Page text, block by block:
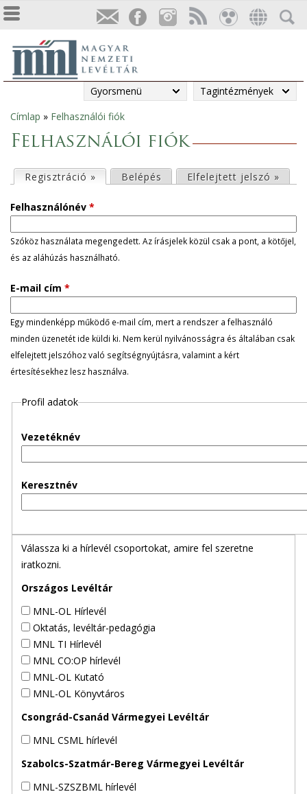
Gyorsmenü Tagintézmények
Jelenlegi
hely
Címlap » Felhasználói fiók
Felhasználói fiók
l
s
ő
d
l
e
g
e
Regisztráció » (aktív fül)
Belépés Elfelejtett jelszó »
Felhasználónév *
Szóköz használata megengedett. Az írásjelek közül csak a pont, a kötőjel,
és az aláhúzás használható.
E-mail cím *
Egy mindenképp működő e-mail cím, mert a rendszer a felhasználó
minden üzenetét ide küldi ki. Nem kerül nyilvánosságra és általában csak
elfelejtett jelszóhoz való segítségnyújtásra, valamint a kért
értesítésekhez lesz használva.
Profil adatok
Vezetéknév
Keresztnév
Válassza ki a hírlevél csoportokat, amire fel szeretne
iratkozni.
Országos Levéltár
MNL-OL Hírlevél
Oktatás, levéltár-pedagógia
MNL TI Hírlevél
MNL CO:OP hírlevél
MNL-OL Kutató
MNL-OL Könyvtáros
Csongrád-Csanád Vármegyei Levéltár
MNL CSML hírlevél
Szabolcs-Szatmár-Bereg Vármegyei Levéltár
MNL-SZSZBML hírlevél